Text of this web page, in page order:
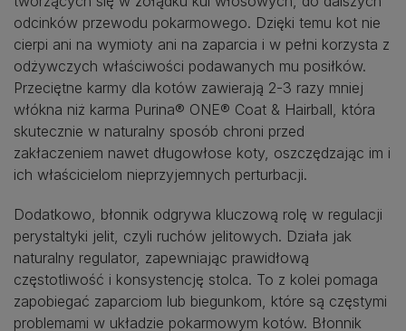
odcinków przewodu pokarmowego. Dzięki temu kot nie
cierpi ani na wymioty ani na zaparcia i w pełni korzysta z
odżywczych właściwości podawanych mu posiłków.
Przeciętne karmy dla kotów zawierają 2-3 razy mniej
włókna niż karma Purina® ONE® Coat & Hairball, która
skutecznie w naturalny sposób chroni przed
zakłaczeniem nawet długowłose koty, oszczędzając im i
ich właścicielom nieprzyjemnych perturbacji.
Dodatkowo, błonnik odgrywa kluczową rolę w regulacji
perystaltyki jelit, czyli ruchów jelitowych. Działa jak
naturalny regulator, zapewniając prawidłową
częstotliwość i konsystencję stolca. To z kolei pomaga
zapobiegać zaparciom lub biegunkom, które są częstymi
problemami w układzie pokarmowym kotów. Błonnik